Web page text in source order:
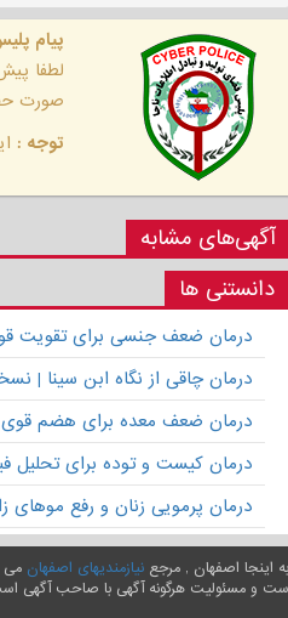
پیام
لطفا
صورت
توجه :
آگهی‌های مشابه
دانستنی ها
درمان ضعف جنسی برای تقویت
درمان چاقی از نگاه ابن سینا |
درمان ضعف معده برای هضم قوی
درمان کیست و توده برای تحلیل
درمان پرمویی زنان و رفع موهای
اصفهان , مرجع نیازمندیهای اصفهان می
است و مسئولیت هرگونه آگهی با صاحب آگهی